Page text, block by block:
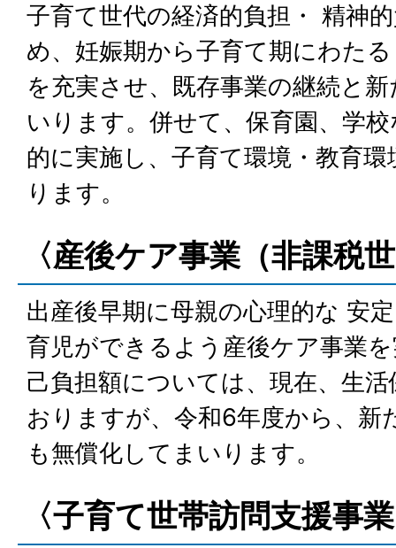
子育て世代の経済的負担・ 精神
め、妊娠期から子育て期にわた
を充実させ、既存事業の継続と
いります。併せて、保育園、学
的に実施し、子育て環境・教育
ります。
〈産後ケア事業（非課税
出産後早期に母親の心理的な 安
育児ができるよう産後ケア事業
己負担額については、現在、生
おりますが、令和6年度から、新
も無償化してまいります。
〈子育て世帯訪問支援事